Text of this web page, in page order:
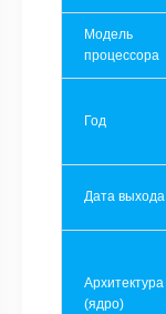
Модель
процессора
Год
Дата выхода
Архитектура
(ядро)